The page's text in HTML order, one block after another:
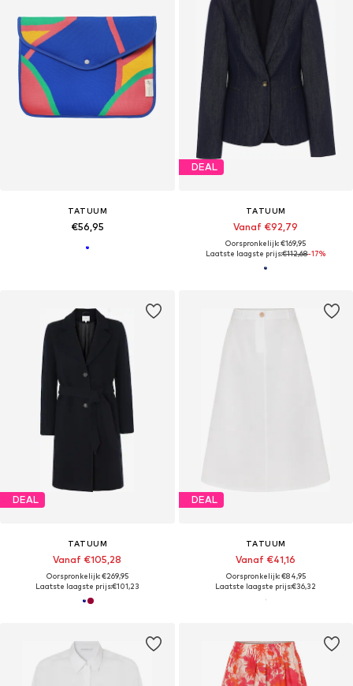
TATUUM
€56,95
DEAL
TATUUM
Vanaf €92,79
Oorspronkelijk: €169,95
Laatste laagste prijs:€112,68-17%
DEAL
TATUUM
Vanaf €105,28
Oorspronkelijk: €269,95
Laatste laagste prijs:€101,23
DEAL
TATUUM
Vanaf €41,16
Oorspronkelijk: €84,95
Laatste laagste prijs:€36,32